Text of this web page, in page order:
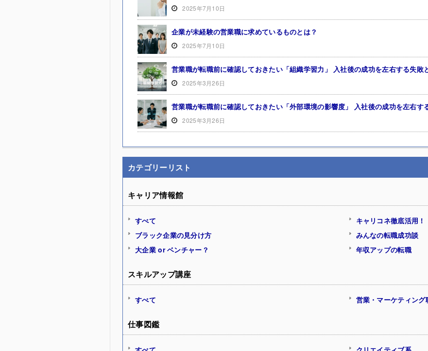
2025年7月10日
企業が未経験の営業職に求めているものとは？
2025年7月10日
営業職が転職前に確認しておきたい「組織学習力」 入社後の成功を左右する失敗
2025年3月26日
営業職が転職前に確認しておきたい「外部環境の影響度」 入社後の成功を左右す
2025年3月26日
カテゴリーリスト
キャリア情報館
すべて
キャリコネ徹底活用！
ブラック企業の見分け方
みんなの転職成功談
大企業 or ベンチャー？
年収アップの転職
スキルアップ講座
すべて 営業・マーケティン
仕事図鑑